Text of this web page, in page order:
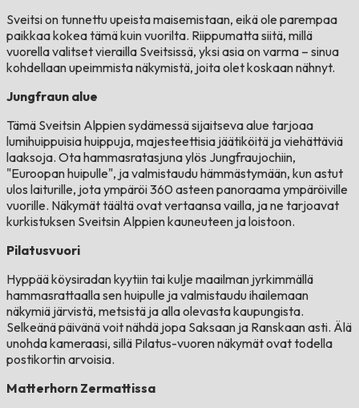
Sveitsi on tunnettu upeista maisemistaan, eikä ole parempaa
paikkaa kokea tämä kuin vuorilta. Riippumatta siitä, millä
vuorella valitset vierailla Sveitsissä, yksi asia on varma – sinua
kohdellaan upeimmista näkymistä, joita olet koskaan nähnyt.
Jungfraun alue
Tämä Sveitsin Alppien sydämessä sijaitseva alue tarjoaa
lumihuippuisia huippuja, majesteettisia jäätiköitä ja viehättäviä
laaksoja. Ota hammasratasjuna ylös Jungfraujochiin,
"Euroopan huipulle", ja valmistaudu hämmästymään, kun astut
ulos laiturille, jota ympäröi 360 asteen panoraama ympäröiville
vuorille. Näkymät täältä ovat vertaansa vailla, ja ne tarjoavat
kurkistuksen Sveitsin Alppien kauneuteen ja loistoon.
Pilatusvuori
Hyppää köysiradan kyytiin tai kulje maailman jyrkimmällä
hammasrattaalla sen huipulle ja valmistaudu ihailemaan
näkymiä järvistä, metsistä ja alla olevasta kaupungista.
Selkeänä päivänä voit nähdä jopa Saksaan ja Ranskaan asti. Älä
unohda kameraasi, sillä Pilatus-vuoren näkymät ovat todella
postikortin arvoisia.
Matterhorn Zermattissa